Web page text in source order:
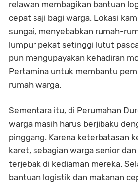
relawan membagikan bantuan
cepat saji bagi warga. Lokasi
sungai, menyebabkan rumah-
lumpur pekat setinggi lutut
pun mengupayakan kehadiran
Pertamina untuk membantu
rumah warga.
Sementara itu, di Perumahan
warga masih harus berjibaku
pinggang. Karena keterbatasan
karet, sebagian warga senior
terjebak di kediaman mereka.
bantuan logistik dan makanan